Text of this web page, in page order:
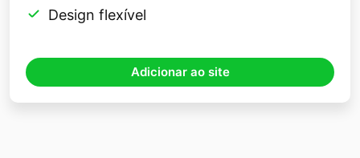
Design flexível
Adicionar ao site